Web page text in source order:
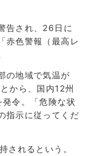
告され、26日に
赤色警報（最高レ
の地域で気温が
から、国内12州
令。「危険な状
指示に従ってくだ
されるという。